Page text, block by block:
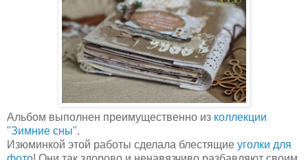
Альбом выполнен преимущественно из коллекции
"Зимние сны".
Изюминкой этой работы сделала блестящие уголки для